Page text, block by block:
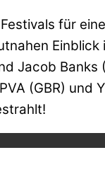
für
Jacob
(GBR) und